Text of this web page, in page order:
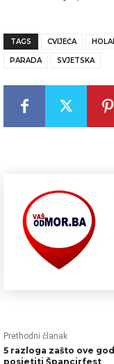
TAGS CVIJEĆA
PARADA SVJETSKA
Prethodni članak
5 razloga zašto ove
posjetiti Špancirfest